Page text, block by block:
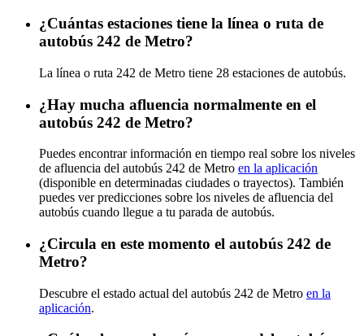
¿Cuántas estaciones tiene la línea o ruta de
autobús 242 de Metro?
La línea o ruta 242 de Metro tiene 28 estaciones de autobús.
¿Hay mucha afluencia normalmente en el
autobús 242 de Metro?
Puedes encontrar información en tiempo real sobre los niveles
de afluencia del autobús 242 de Metro en la aplicación
(disponible en determinadas ciudades o trayectos). También
puedes ver predicciones sobre los niveles de afluencia del
autobús cuando llegue a tu parada de autobús.
¿Circula en este momento el autobús 242 de
Metro?
Descubre el estado actual del autobús 242 de Metro en la
aplicación.